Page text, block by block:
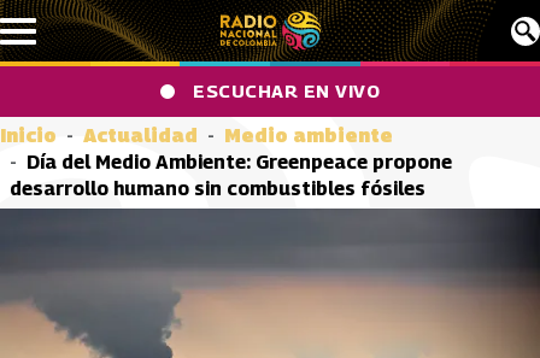
Pasar al contenido principal
ESCUCHAR EN VIVO
Inicio Actualidad
Medio ambiente
Día del Medio Ambiente: Greenpeace propone
desarrollo humano sin combustibles fósiles